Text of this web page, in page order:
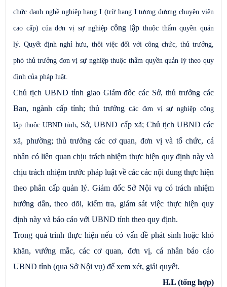
chức danh nghề nghiệp hạng I (trừ hạng I tương đương chuyên viên
cao cấp) của đơn vị sự nghiệpcông lập thuộc thẩm quyền quản
lý. Quyết định nghỉ hưu, thôi việc đối với công chức, thủ trưởng,
phó thủ trưởng đơn vị sự nghiệp thuộc thẩm quyền quản lý theo quy
định của pháp luật.
Chủ tịch UBND tỉnh giao Giám đốc các Sở, thủ trưởng các
Ban, ngành cấp tỉnh; thủ trưởng các đơn vị sự nghiệp công
lậpthuộc UBND tỉnh, Sở, UBND cấp xã; Chủ tịch UBND các
xã, phường; thủ trưởng các cơ quan, đơn vị và tổ chức, cá
nhân có liên quan chịu trách nhiệm thực hiện quy định này và
chịu trách nhiệm trước pháp luật về các các nội dung thực hiện
theo phân cấp quản lý. Giám đốc Sở Nội vụ có trách nhiệm
hướng dẫn, theo dõi, kiểm tra, giám sát việc thực hiện quy
định này và báo cáo với UBND tỉnh theo quy định.
Trong quá trình thực hiện nếu có vấn đề phát sinh hoặc khó
khăn, vướng mắc, các cơ quan, đơn vị, cá nhân báo cáo
UBND tỉnh (qua Sở Nội vụ) để xem xét, giải quyết.
H.L (tổng hợp)